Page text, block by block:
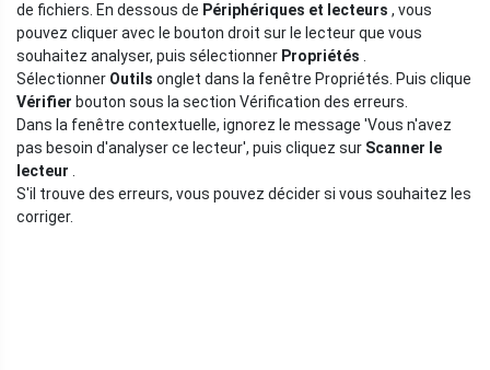
de fichiers. En dessous de Périphériques et lecteurs , vous
pouvez cliquer avec le bouton droit sur le lecteur que vous
souhaitez analyser, puis sélectionner Propriétés .
Sélectionner Outils onglet dans la fenêtre Propriétés. Puis clique
Vérifier bouton sous la section Vérification des erreurs.
Dans la fenêtre contextuelle, ignorez le message 'Vous n'avez
pas besoin d'analyser ce lecteur', puis cliquez sur Scanner le
lecteur .
S'il trouve des erreurs, vous pouvez décider si vous souhaitez les
corriger.